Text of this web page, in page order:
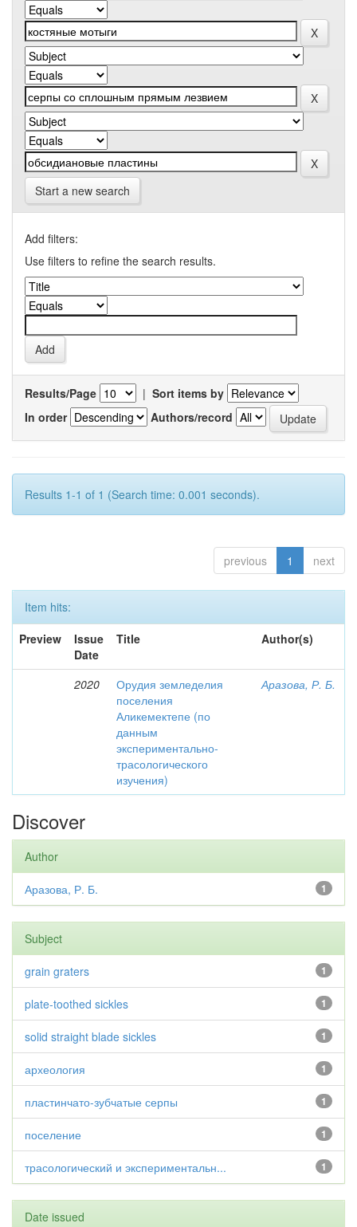
Start a new search
Add filters:
Use filters to refine the search results.
Results/Page | Sort items by
In order
Authors/record
Results 1-1 of 1 (Search time: 0.001 seconds).
previous 1 next
Item hits:
Preview
Issue
Date
Title Author(s)
2020
Орудия земледелия
поселения
Аликемектепе (по
данным
экспериментально-
трасологического
изучения)
Аразова, Р. Б.
Discover
Author
1
Аразова, Р. Б.
Subject
1
grain graters
1
plate-toothed sickles
1
solid straight blade sickles
1
археология
1
пластинчато-зубчатые серпы
1
поселение
1
трасологический и экспериментальн...
Date issued